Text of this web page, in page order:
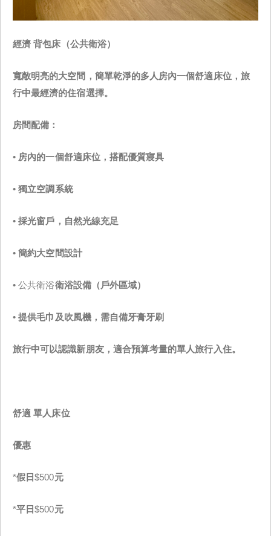
經濟 背包床（公共衛浴）
寬敞明亮的大空間，簡單乾淨的多人房內一個舒適床位，旅
行中最經濟的住宿選擇。
房間配備：
• 房內的一個舒適床位，搭配優質寢具
•獨立空調系統
•採光窗戶，自然光線充足
•簡約大空間設計
• 公共衛浴衛浴設備（戶外區域）
•提供毛巾及吹風機，需自備牙膏牙刷
旅行中可以認識新朋友，適合預算考量的單人旅行入住。
舒適 單人床位
優惠
*假日$500元
*平日$500元